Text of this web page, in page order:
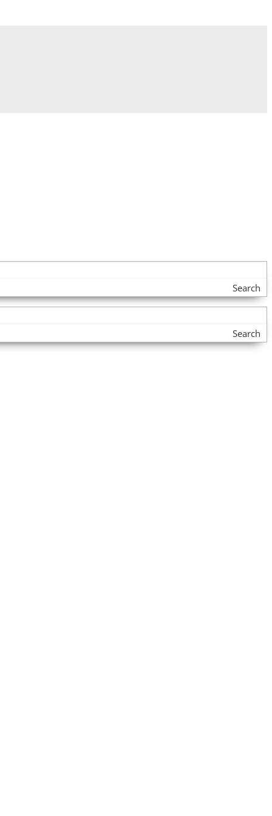
Search
Search